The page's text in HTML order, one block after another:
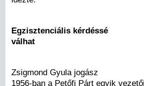
Egzisztenciális kérdéssé
válhat
Zsigmond Gyula jogász
1956-ban a Petőfi Párt egyik